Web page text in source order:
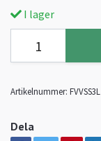
I lager
Artikelnummer: FVVSS3L
Dela